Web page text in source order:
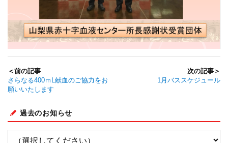
＜前の記事
さらなる400ｍL献血のご協力をお
願いいたします
次の記事＞
1月バススケジュール
過去のお知らせ